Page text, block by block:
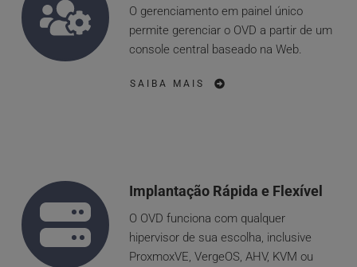
O gerenciamento em painel único
permite gerenciar o OVD a partir de um
console central baseado na Web.
SAIBA MAIS
Implantação Rápida e Flexível
O OVD funciona com qualquer
hipervisor de sua escolha, inclusive
ProxmoxVE, VergeOS, AHV, KVM ou